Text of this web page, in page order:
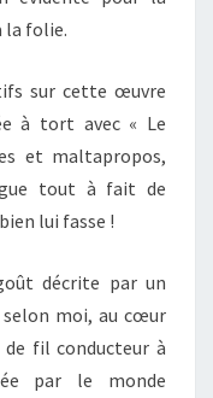
la folie.
sur cette œuvre
à tort avec « Le
et maltapropos,
tout à fait de
lui fasse !
décrite par un
selon moi, au cœur
fil conducteur à
par le monde